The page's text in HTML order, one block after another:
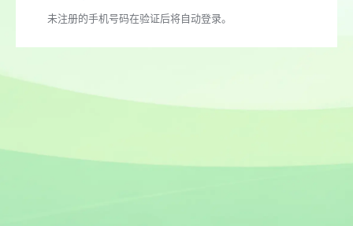
未注册的手机号码在验证后将自动登录。